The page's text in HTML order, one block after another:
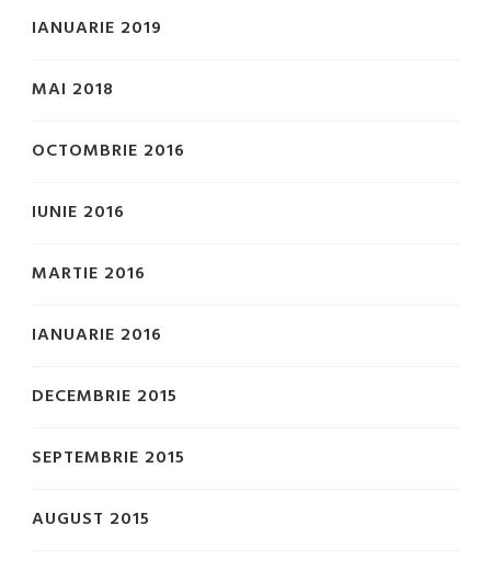
IANUARIE 2019
MAI 2018
OCTOMBRIE 2016
IUNIE 2016
MARTIE 2016
IANUARIE 2016
DECEMBRIE 2015
SEPTEMBRIE 2015
AUGUST 2015